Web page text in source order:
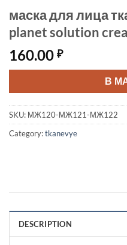
маска для лица
planet solution
160.00 ₽
В
SKU: МЖ120-МЖ121-МЖ122
Category:tkanevye
DESCRIPTION